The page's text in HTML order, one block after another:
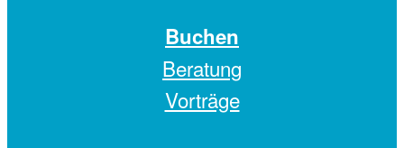
Buchen
Beratung
Vorträge